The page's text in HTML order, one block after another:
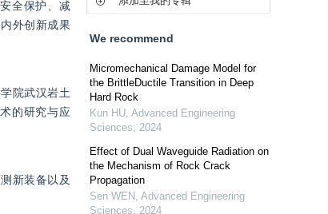
全保护、减
外创新成果
院武汉岩土
的研究与应
新装备以及
We recommend
Micromechanical Damage Model for
the BrittleDuctile Transition in Deep
Hard Rock
Kun HU, Advanced Engineering
Sciences, 2024
Effect of Dual Waveguide Radiation on
the Mechanism of Rock Crack
Propagation
Sen WEN , Advanced Engineering
Sciences, 2024